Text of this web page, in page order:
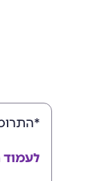
*התרומה
לעמוד